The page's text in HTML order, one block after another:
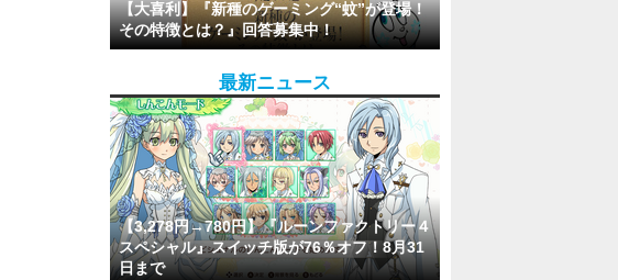
【大喜利】『新種のゲーミング“蚊”が登場！
その特徴とは？』回答募集中！
最新ニュース
【3,278円→780円】『ルーンファクトリー４
スペシャル』スイッチ版が76％オフ！8月31
日まで